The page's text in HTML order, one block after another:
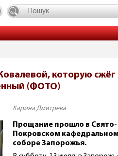
которую сжёг
(ФОТО)
Карина Дмитрева
Прощание прошло в Свято-
Покровском
соборе Запорожья.